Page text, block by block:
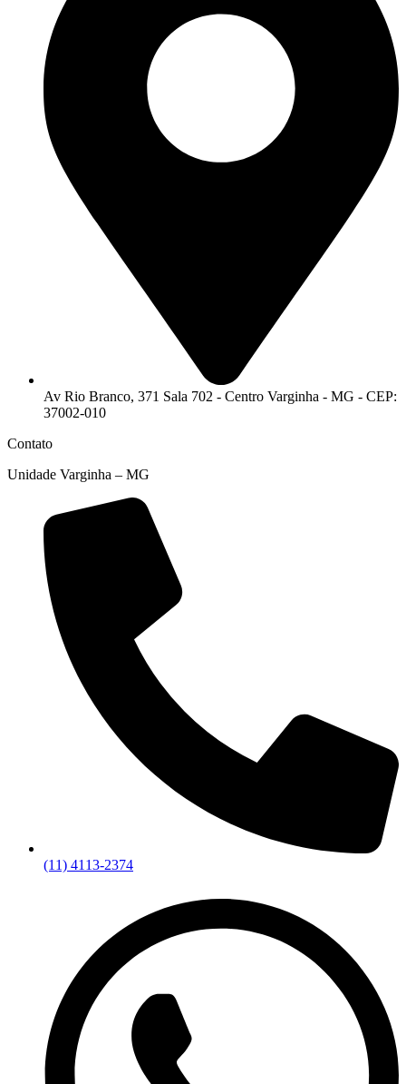
Av Rio Branco, 371 Sala 702 - Centro Varginha - MG - CEP:
37002-010
Contato
Unidade Varginha – MG
(11) 4113-2374